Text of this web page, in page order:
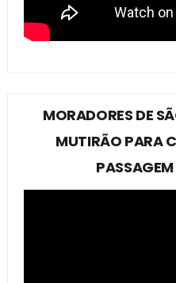
MORADORES DE
MUTIRÃO PARA